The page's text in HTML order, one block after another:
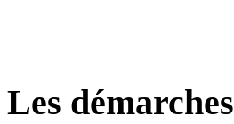
Les démarches